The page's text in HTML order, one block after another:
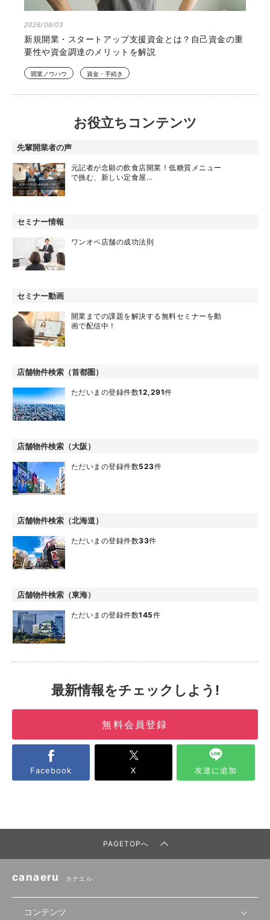
2026/08/03
新規開業・スタートアップ支援資金とは？自己資金の重
要性や資金調達のメリットを解説
開業ノウハウ 資金・手続き
お役立ちコンテンツ
先輩開業者の声
元記者が念願の飲食店開業！低糖質メニュー
で挑む、新しい定食屋…
セミナー情報
ワンオペ店舗の成功法則
セミナー動画
開業までの課題を解決する無料セミナーを動
画で配信中！
店舗物件検索（首都圏）
ただいまの登録件数12,291件
店舗物件検索（大阪）
ただいまの登録件数523件
店舗物件検索（北海道）
ただいまの登録件数33件
店舗物件検索（東海）
ただいまの登録件数145件
最新情報をチェックしよう!
無料会員登録
Facebook X 友達に追加
PAGETOPへ
canaeru カナエル
コンテンツ